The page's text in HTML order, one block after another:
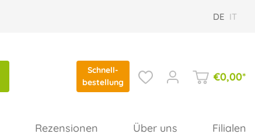
DE IT
Schnell-
bestellung
€0,00*
Rezensionen Über uns Filialen